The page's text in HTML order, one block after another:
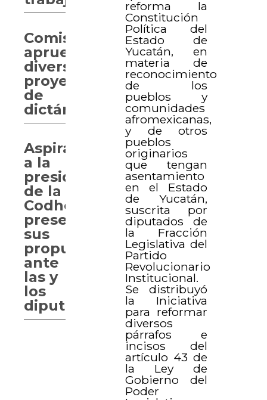
reforma la
Constitución
Política del
Estado de
Yucatán, en
materia de
reconocimiento
de los
pueblos y
comunidades
afromexicanas,
y de otros
pueblos
originarios
que tengan
asentamiento
en el Estado
de Yucatán,
suscrita por
diputados de
la Fracción
Legislativa del
Partido
Revolucionario
Institucional.
Se distribuyó
la Iniciativa
para reformar
diversos
párrafos e
incisos del
artículo 43 de
la Ley de
Gobierno del
Poder
Comisiones
aprueban
diversos
proyectos
de
dictámenes
Aspirantes
a la
presidencia
de la
Codhey
presentan
sus
propuestas
ante
las y
los
diputados